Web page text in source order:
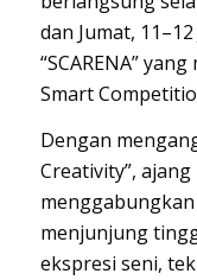
dan Jumat,
“SCARENA”
Smart
Dengan
Creativity”,
menjunjung
ekspresi seni,